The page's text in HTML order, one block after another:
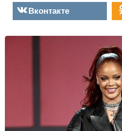
Вконтакте